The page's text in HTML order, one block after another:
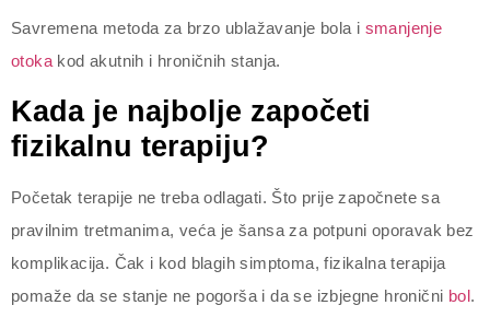
Savremena metoda za brzo ublažavanje bola i smanjenje
otoka kod akutnih i hroničnih stanja.
Kada je najbolje započeti
fizikalnu terapiju?
Početak terapije ne treba odlagati. Što prije započnete sa
pravilnim tretmanima, veća je šansa za potpuni oporavak bez
komplikacija. Čak i kod blagih simptoma, fizikalna terapija
pomaže da se stanje ne pogorša i da se izbjegne hronični bol.